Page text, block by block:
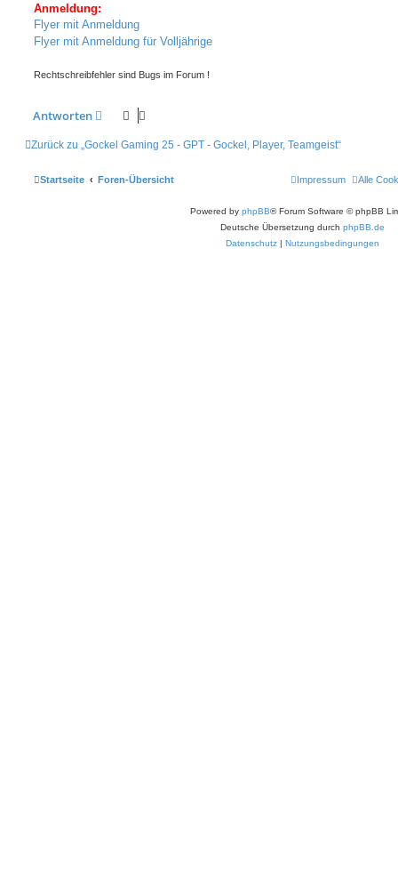
Anmeldung:
Flyer mit Anmeldung
Flyer mit Anmeldung für Volljährige
Rechtschreibfehler sind Bugs im Forum !
Antworten
Zurück zu „Gockel Gaming 25 - GPT - Gockel, Player, Teamgeist“
Startseite Foren-Übersicht Alle
Impressum
Powered by phpBB® Forum Software © phpBB
Deutsche Übersetzung durch phpBB.de
Datenschutz
Nutzungsbedingungen